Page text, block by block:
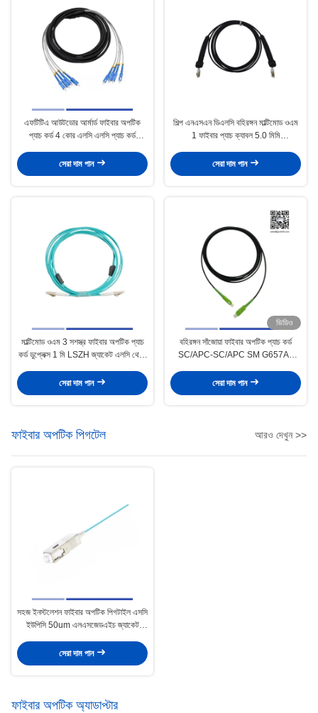
এফটিটিএ আউটডোর আর্মার্ড ফাইবার অপটিক
প্যাচ কর্ড 4 কোর এলসি এলসি প্যাচ কর্ড
সেরা দাম পান
শিল্প এনএসএন ডিএলসি বহিরঙ্গন মাল্টিমোড ওএম
1 ফাইবার প্যাচ ক্যাবল 5.0 মিমি
সেরা দাম পান
মাল্টিমোড ওএম 3 সশস্ত্র ফাইবার অপটিক প্যাচ
কর্ড ডুপ্লেক্স 1 মি LSZH জ্যাকেট এলসি থেকে
সেরা দাম পান
ভিডিও
বহিরঙ্গন সাঁজোয়া ফাইবার অপটিক প্যাচ কর্ড
SC/APC-SC/APC SM G657A2
সেরা দাম পান
ফাইবার অপটিক পিগটেল আরও দেখুন >>
সহজ ইনস্টলেশন ফাইবার অপটিক পিগটাইল এসসি
ইউপিসি 50um এলএসজেডএইচ জ্যাকেট
সেরা দাম পান
ফাইবার অপটিক অ্যাডাপ্টার